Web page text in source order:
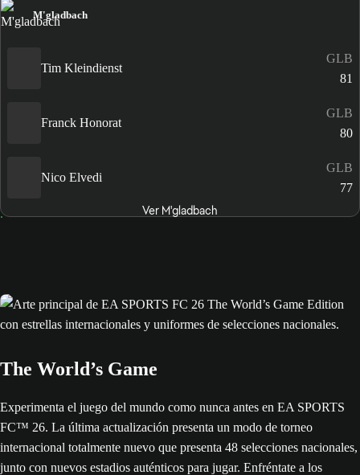
M'gladbach
Tim Kleindienst
GLB
81
Franck Honorat
GLB
80
Nico Elvedi
GLB
77
Ver M'gladbach
The World’s Game
Experimenta el juego del mundo como nunca antes en EA SPORTS
FC™ 26. La última actualización presenta un modo de torneo
internacional totalmente nuevo que presenta 48 selecciones nacionales,
junto con nuevos estadios auténticos para jugar. Enfréntate a los